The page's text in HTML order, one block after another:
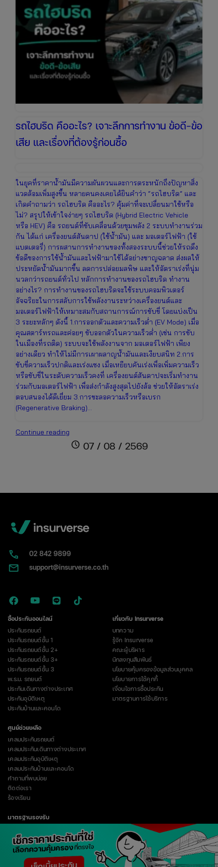
vertical_align_top
รวม
สาเหตุ
และ
วิธี
แก้ไข
เบื้อง
ต้น
รถไฮบริด คืออะไร? เจาะลึกการทำงาน ข้อดี-ข้อ
เสีย และเรื่องที่ต้องรู้ก่อนซื้อ
ในยุคที่ราคาน้ำมันมีความผันผวนและการตระหนักถึงปัญหาสิ่ง
แวดล้อมเพิ่มสูงขึ้น หลายคนคงเคยได้ยินคำว่า “รถไฮบริด” และ
เกิดคำถามว่า รถไฮบริด คืออะไร? คุ้มค่าที่จะเปลี่ยนมาใช้หรือ
ไม่? สรุปให้เข้าใจง่ายๆ รถไฮบริด (Hybrid Electric Vehicle
หรือ HEV) คือ รถยนต์ที่ขับเคลื่อนด้วยขุมพลัง 2 ระบบทำงานร่วม
กัน ได้แก่ เครื่องยนต์สันดาป (ใช้น้ำมัน) และ มอเตอร์ไฟฟ้า (ใช้
แบตเตอรี่) การผสานการทำงานของทั้งสองระบบนี้ช่วยให้รถดึง
ข้อดีของการใช้น้ำมันและไฟฟ้ามาใช้ได้อย่างชาญฉลาด ส่งผลให้
ประหยัดน้ำมันมากขึ้น ลดการปล่อยมลพิษ และให้อัตราเร่งที่นุ่ม
นวลกว่ารถยนต์ทั่วไป หลักการทำงานของรถไฮบริด ทำงาน
อย่างไร? การทำงานของรถไฮบริดจะใช้ระบบคอมพิวเตอร์
อัจฉริยะในการสลับการใช้พลังงานระหว่างเครื่องยนต์และ
มอเตอร์ไฟฟ้าให้เหมาะสมกับสถานการณ์การขับขี่ โดยแบ่งเป็น
3 ระยะหลักๆ ดังนี้ 1.การออกตัวและความเร็วต่ำ (EV Mode) เมื่อ
คุณสตาร์ทรถและค่อยๆ ขับออกตัวในความเร็วต่ำ (เช่น การขับ
ในเมืองที่รถติด) ระบบจะใช้พลังงานจาก มอเตอร์ไฟฟ้า เพียง
อย่างเดียว ทำให้ไม่มีการเผาผลาญน้ำมันและเงียบสนิท 2.การ
ขับขี่ความเร็วปกติและเร่งแซง เมื่อเหยียบคันเร่งเพื่อเพิ่มความเร็ว
หรือขับขี่ในระดับความเร็วคงที่ เครื่องยนต์สันดาปจะเริ่มทำงาน
ร่วมกับมอเตอร์ไฟฟ้า เพื่อส่งกำลังสูงสุดไปยังล้อ ช่วยให้อัตราเร่ง
ตอบสนองได้ดีเยี่ยม 3.การชะลอความเร็วหรือเบรก
(Regenerative Braking)…
Continue reading
ไฮ
ลึก
ข้อดี-
เสีย
เรื่อง
schedule 07 / 08 / 2569
02​ 842 9899
support@insurverse.co.th
ซื้อประกันออนไลน์
ประกันรถยนต์
ประกันรถยนต์ชั้น 1
ประกันรถยนต์ชั้น 2+
ประกันรถยนต์ชั้น 3+
ประกันรถยนต์ชั้น 3
พ.ร.บ. รถยนต์
ประกันเดินทางต่างประเทศ
ประกันอุบัติเหตุ
ประกันบ้านและคอนโด
เกี่ยวกับ Insurverse
บทความ
รู้จัก Insurverse
คณะผู้บริหาร
นักลงทุนสัมพันธ์
นโยบายคุ้มครองข้อมูลส่วนบุคคล
นโยบายการใช้คุกกี้
เงื่อนไขการซื้อประกัน
มาตรฐานการใช้บริการ
ศูนย์ช่วยเหลือ
เคลมประกันรถยนต์
เคลมประกันเดินทางต่างประเทศ
เคลมประกันอุบัติเหตุ
เคลมประกันบ้านและคอนโด
คำถามที่พบบ่อย
ติดต่อเรา
ร้องเรียน
มาตรฐานรองรับ